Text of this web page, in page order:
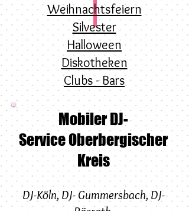
Weihnachtsfeiern
Silvester
Halloween
Diskotheken
Clubs - Bars
Mobiler DJ-
Service Oberbergischer
Kreis
DJ-Köln, DJ- Gummersbach, DJ-